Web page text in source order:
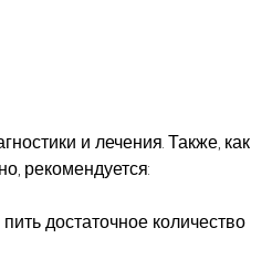
рекомендуется:
достаточное количество